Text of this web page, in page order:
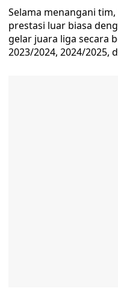
Selama menangani
prestasi luar biasa
gelar juara liga secara
2023/2024, 2024/2025,